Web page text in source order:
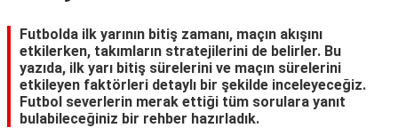
Futbolda ilk yarının bitiş zamanı, maçın akışını
etkilerken, takımların stratejilerini de belirler. Bu
yazıda, ilk yarı bitiş sürelerini ve maçın sürelerini
etkileyen faktörleri detaylı bir şekilde inceleyeceğiz.
Futbol severlerin merak ettiği tüm sorulara yanıt
bulabileceğiniz bir rehber hazırladık.